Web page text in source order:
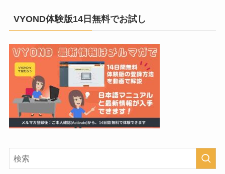
VYOND体験版14日無料でお試し